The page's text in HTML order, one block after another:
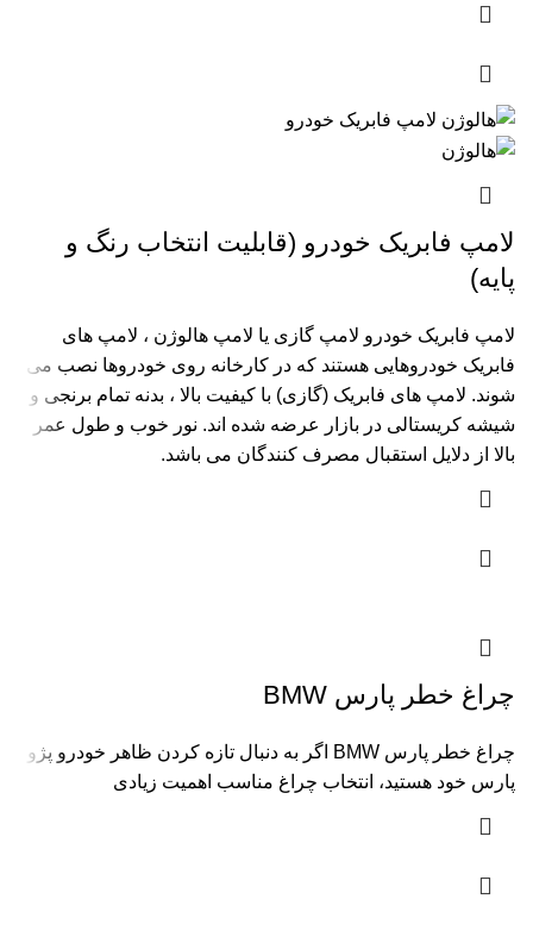
لامپ فابریک خودرو (قابلیت انتخاب رنگ و
پایه)
لامپ فابریک خودرو لامپ گازی یا لامپ هالوژن ، لامپ های
فابریک خودروهایی هستند که در کارخانه روی خودروها نصب می
شوند. لامپ های فابریک (گازی) با کیفیت بالا ، بدنه تمام برنجی و
شیشه کریستالی در بازار عرضه شده اند. نور خوب و طول عمر
بالا از دلایل استقبال مصرف کنندگان می باشد.
چراغ خطر پارس BMW
چراغ خطر پارس BMW اگر به دنبال تازه کردن ظاهر خودرو پژو
پارس خود هستید، انتخاب چراغ مناسب اهمیت زیادی